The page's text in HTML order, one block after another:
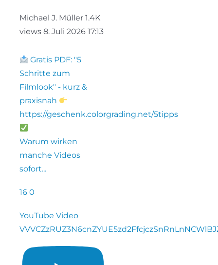
Michael J. Müller 1.4K
views 8. Juli 2026 17:13
Gratis PDF: "5
Schritte zum
Filmlook" - kurz &
praxisnah
https://geschenk.colorgrading.net/5tipps
Warum wirken
manche Videos
sofort...
16 0
YouTube Video